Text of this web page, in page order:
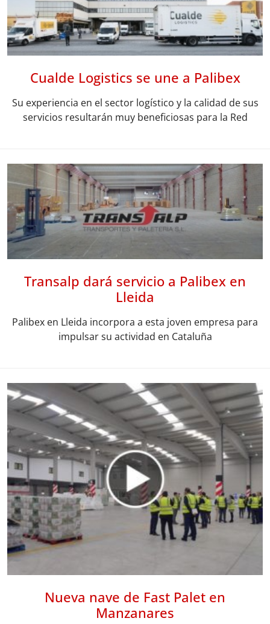
Cualde Logistics se une a Palibex
Su experiencia en el sector logístico y la calidad de sus
servicios resultarán muy beneficiosas para la Red
Transalp dará servicio a Palibex en
Lleida
Palibex en Lleida incorpora a esta joven empresa para
impulsar su actividad en Cataluña
Nueva nave de Fast Palet en
Manzanares